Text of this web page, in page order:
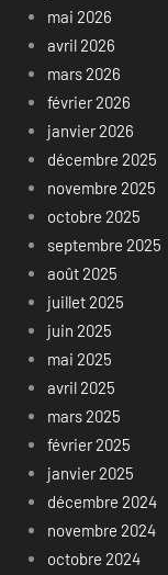
mai 2026
avril 2026
mars 2026
février 2026
janvier 2026
décembre 2025
novembre 2025
octobre 2025
septembre 2025
août 2025
juillet 2025
juin 2025
mai 2025
avril 2025
mars 2025
février 2025
janvier 2025
décembre 2024
novembre 2024
octobre 2024